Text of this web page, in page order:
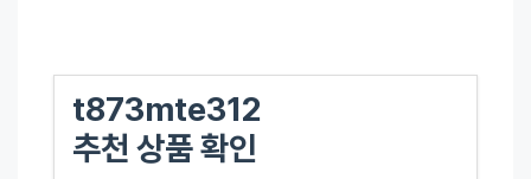
t873mte312
추천 상품 확인